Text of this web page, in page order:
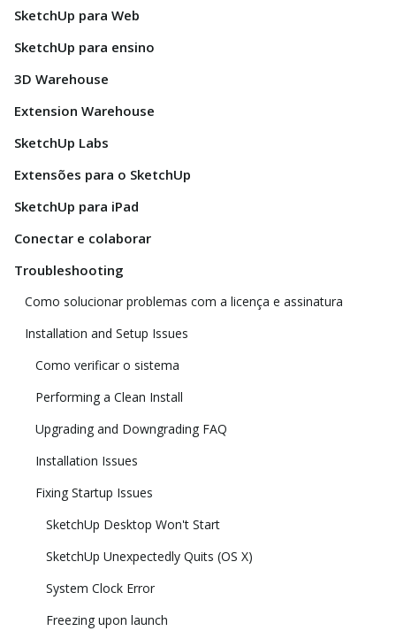
SketchUp para Web
SketchUp para ensino
3D Warehouse
Extension Warehouse
SketchUp Labs
Extensões para o SketchUp
SketchUp para iPad
Conectar e colaborar
Troubleshooting
Como solucionar problemas com a licença e assinatura
Installation and Setup Issues
Como verificar o sistema
Performing a Clean Install
Upgrading and Downgrading FAQ
Installation Issues
Fixing Startup Issues
SketchUp Desktop Won't Start
SketchUp Unexpectedly Quits (OS X)
System Clock Error
Freezing upon launch